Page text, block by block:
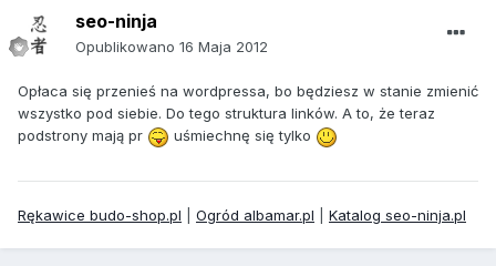
seo-ninja
Opublikowano 16 Maja 2012
Opłaca się przenieś na wordpressa, bo będziesz w stanie zmienić
wszystko pod siebie. Do tego struktura linków. A to, że teraz
podstrony mają pr
uśmiechnę się tylko
Rękawice budo-shop.pl Ogród albamar.pl Katalog seo-ninja.pl